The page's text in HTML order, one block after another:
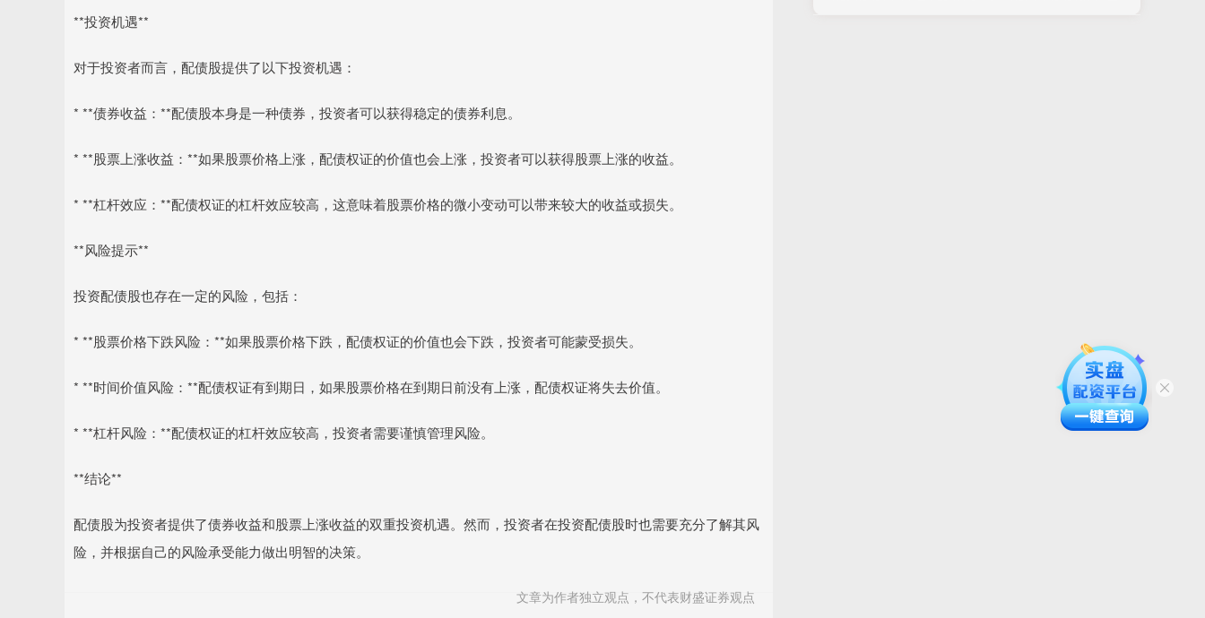
**投资机遇**
对于投资者而言，配债股提供了以下投资机遇：
* **债券收益：**配债股本身是一种债券，投资者可以获得稳定的债券利息。
* **股票上涨收益：**如果股票价格上涨，配债权证的价值也会上涨，投资者可以获得股票上涨的收益。
* **杠杆效应：**配债权证的杠杆效应较高，这意味着股票价格的微小变动可以带来较大的收益或损失。
**风险提示**
投资配债股也存在一定的风险，包括：
* **股票价格下跌风险：**如果股票价格下跌，配债权证的价值也会下跌，投资者可能蒙受损失。
* **时间价值风险：**配债权证有到期日，如果股票价格在到期日前没有上涨，配债权证将失去价值。
* **杠杆风险：**配债权证的杠杆效应较高，投资者需要谨慎管理风险。
**结论**
配债股为投资者提供了债券收益和股票上涨收益的双重投资机遇。然而，投资者在投资配债股时也需要充分了解其风
险，并根据自己的风险承受能力做出明智的决策。
文章为作者独立观点，不代表财盛证券观点